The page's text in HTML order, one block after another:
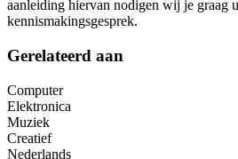
aanleiding hiervan nodigen wij je graag
kennismakingsgesprek.
Gerelateerd aan
Computer
Elektronica
Muziek
Creatief
Nederlands